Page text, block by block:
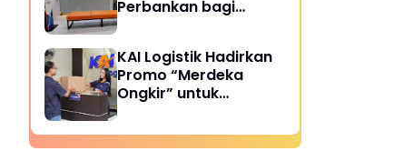
Perbankan bagi
KAI Logistik Hadirkan
Promo “Merdeka
Ongkir” untuk